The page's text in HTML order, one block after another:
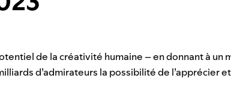
de la créativité humaine – en donnant à un
d’admirateurs la possibilité de l’apprécier et